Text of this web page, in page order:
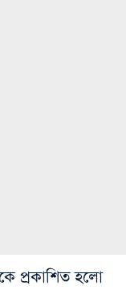
প্রকাশিত হলো